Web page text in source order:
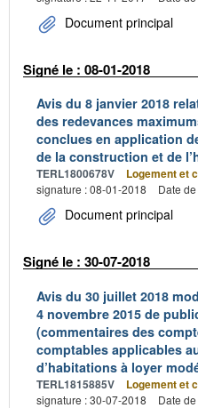
Document principal
Signé le : 08-01-2018
Avis du 8 janvier 2018
des redevances
conclues en application
de la construction et de
TERL1800678V Logement et
signature : 08-01-2018
Date
Document principal
Signé le : 30-07-2018
Avis du 30 juillet 2018
4 novembre 2015 de
(commentaires des
comptables applicables
d’habitations à loyer
TERL1815885V Logement et
signature : 30-07-2018
Date